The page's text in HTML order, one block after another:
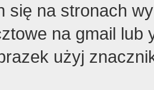
się na stronach
na gmail lub
użyj